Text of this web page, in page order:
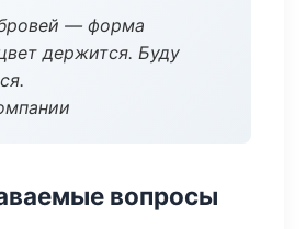
— форма
держится. Буду
вопросы